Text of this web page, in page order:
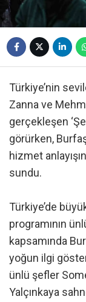
Türkiye’nin
Zanna ve
gerçekleşen
görürken,
hizmet
sundu.
Türkiye’de
programının
kapsamında
yoğun ilgi
ünlü şefler
Yalçınkaya